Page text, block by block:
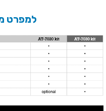
למפרט